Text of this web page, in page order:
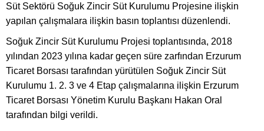
Süt Sektörü Soğuk Zincir Süt Kurulumu Projesine ilişkin
yapılan çalışmalara ilişkin basın toplantısı düzenlendi.
Soğuk Zincir Süt Kurulumu Projesi toplantısında, 2018
yılından 2023 yılına kadar geçen süre zarfından Erzurum
Ticaret Borsası tarafından yürütülen Soğuk Zincir Süt
Kurulumu 1. 2. 3 ve 4 Etap çalışmalarına ilişkin Erzurum
Ticaret Borsası Yönetim Kurulu Başkanı Hakan Oral
tarafından bilgi verildi.